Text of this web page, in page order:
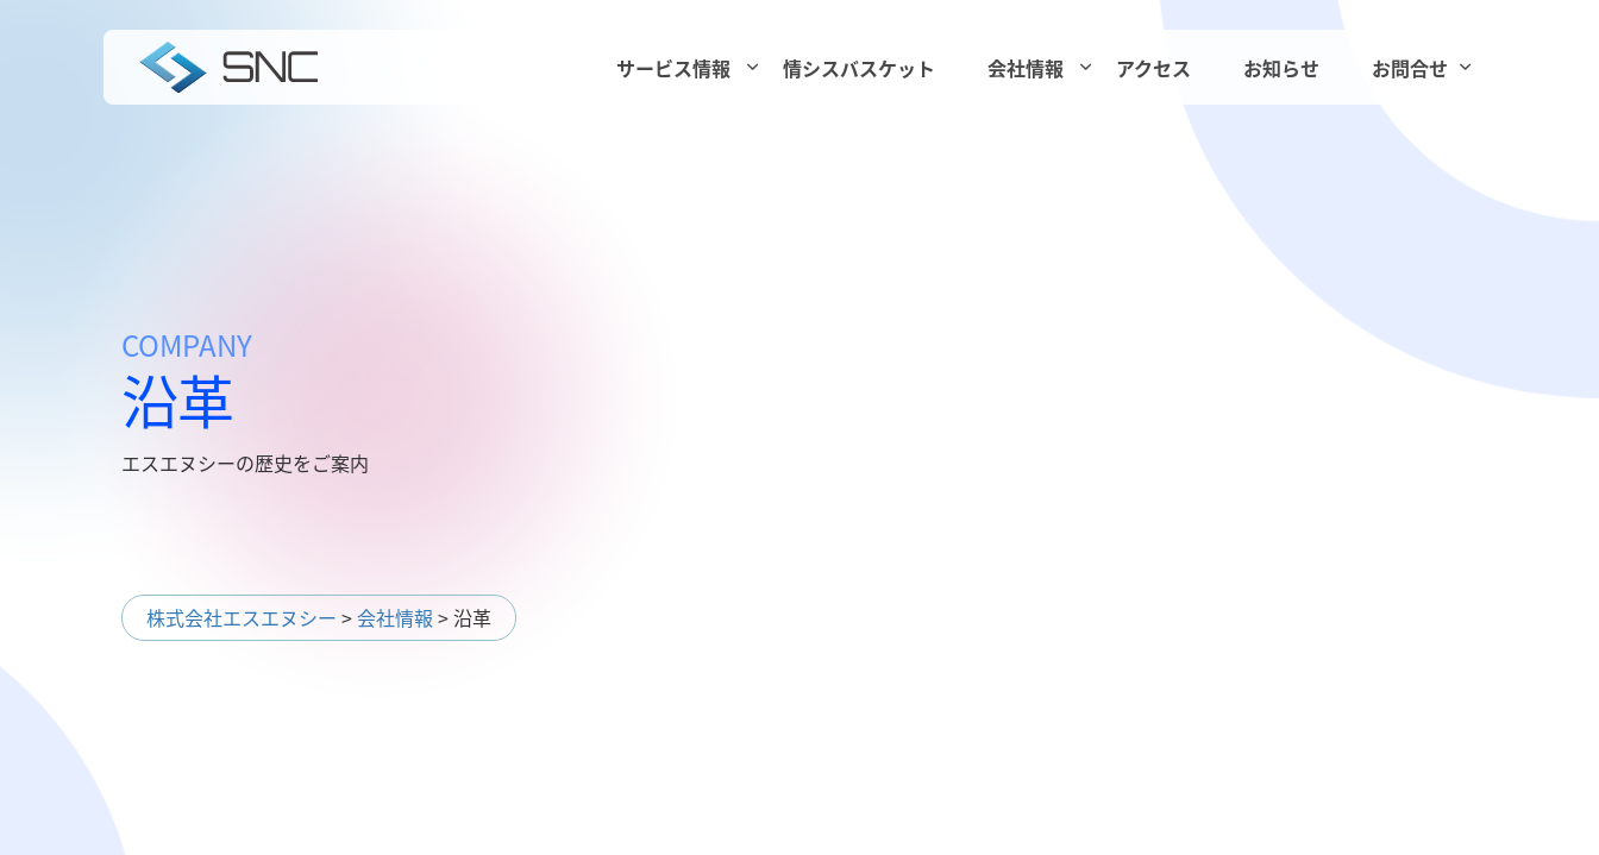
サービス情報 情シスバスケット 会社情報 アクセス お知らせ お問合せ
COMPANY
沿革
エスエヌシーの歴史をご案内
株式会社エスエヌシー >会社情報 >沿革